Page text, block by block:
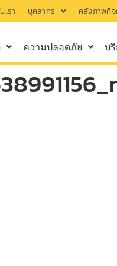
เรา บุคลากร คลังภาพกิ
ความปลอดภัย บ